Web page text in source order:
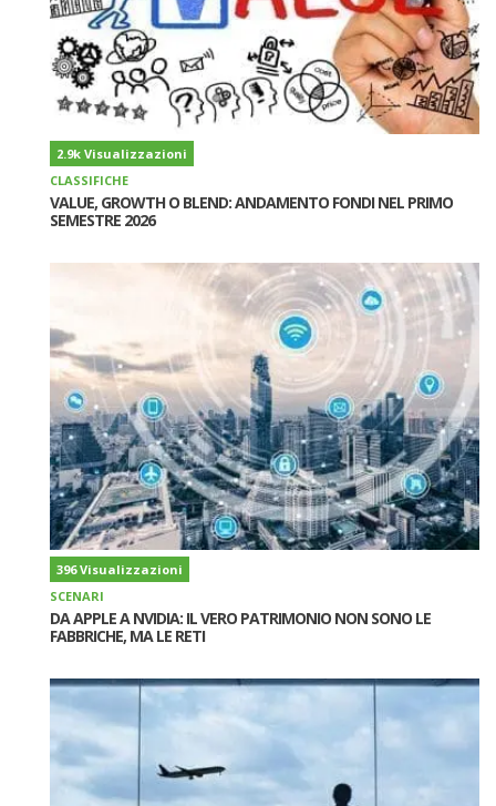
2.9k Visualizzazioni
CLASSIFICHE
VALUE, GROWTH O BLEND: ANDAMENTO FONDI NEL PRIMO
SEMESTRE 2026
396 Visualizzazioni
SCENARI
DA APPLE A NVIDIA: IL VERO PATRIMONIO NON SONO LE
FABBRICHE, MA LE RETI